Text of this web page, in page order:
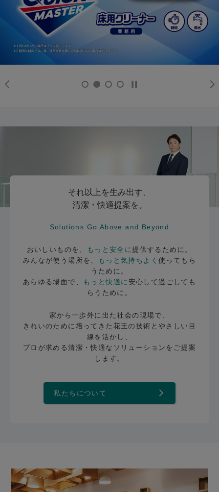
それ以上を生み出す、
清潔・快適提案を。
Solutions Go Above and Beyond
おいしいものを、 もっと安全に提供するために。
みんなが使う場所を、
もっと気持ちよく使ってもら
うために。
あらゆる場面で、
もっと快適に安心して過ごしても
らうために。
家から一歩外に出た社会の現場で、
きれいのために培ってきた花王の技術とやさしい目
線を活かし、
プロが求める清潔・快適なソリューションをご提案
します。
私たちについて